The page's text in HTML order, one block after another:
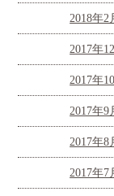
2018年2
2017年
2017年
2017年9
2017年8
2017年7